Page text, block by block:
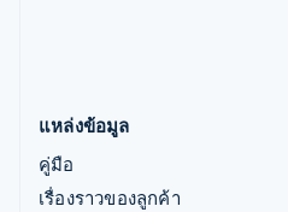
แหล่งข้อมูล
คู่มือ
เรื่องราวของลูกค้า